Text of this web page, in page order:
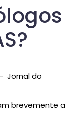
do
brevemente a